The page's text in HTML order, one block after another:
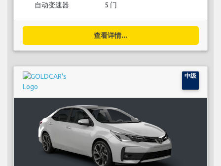
自动变速器 5 门
查看详情...
中级